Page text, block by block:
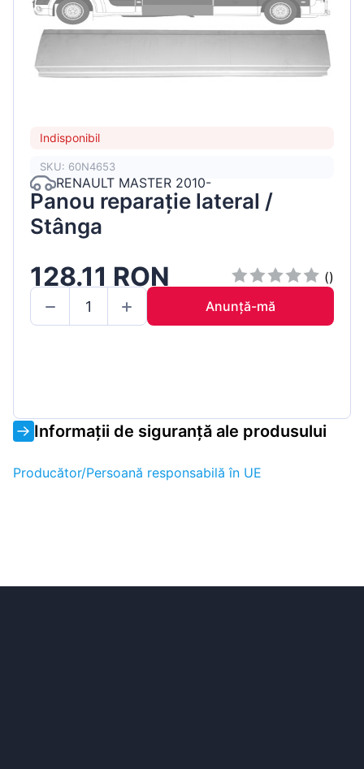
Indisponibil
SKU: 60N4653
RENAULT MASTER 2010-
Panou reparație lateral /
Stânga
128.11 RON
()
Anunță-mă
Informații de siguranță ale produsului
Producător/Persoană responsabilă în UE